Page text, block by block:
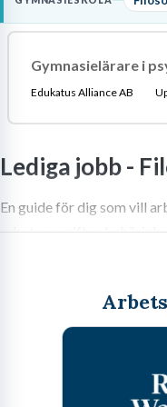
din vardag består av att
Läs mer om yrket:
Löneguide
Gymnasielärare i
Edukatus Alliance AB
Lediga jobb -
En guide för dig som vill
arbetsuppgifter,
bara gamla